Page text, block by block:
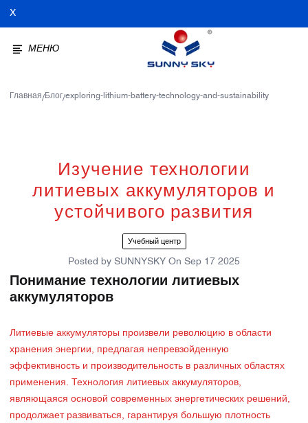
X
МЕНЮ
Главная/Блог/exploring-lithium-battery-technology-and-sustainability
Изучение технологии
литиевых аккумуляторов и
устойчивого развития
Учебный центр
Posted by SUNNYSKY On Sep 17 2025
Понимание технологии литиевых
аккумуляторов
Литиевые аккумуляторы произвели революцию в области
хранения энергии, предлагая непревзойденную
эффективность и производительность в различных областях
применения. Технология литиевых аккумуляторов,
являющаяся основой современных энергетических решений,
продолжает развиваться, гарантируя большую плотность